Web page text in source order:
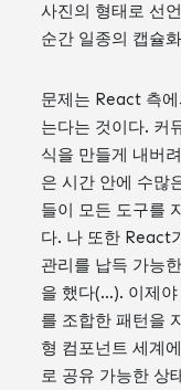
사진의 형태로 선
순간 일종의 캡슐
문제는 React 측
는다는 것이다. 커
식을 만들게 내버
은 시간 안에 수많
들이 모든 도구를
다. 나 또한 React
관리를 납득 가능
을 했다(…). 이제
를 조합한 패턴을
형 컴포넌트 세계
로 공유 가능한 상